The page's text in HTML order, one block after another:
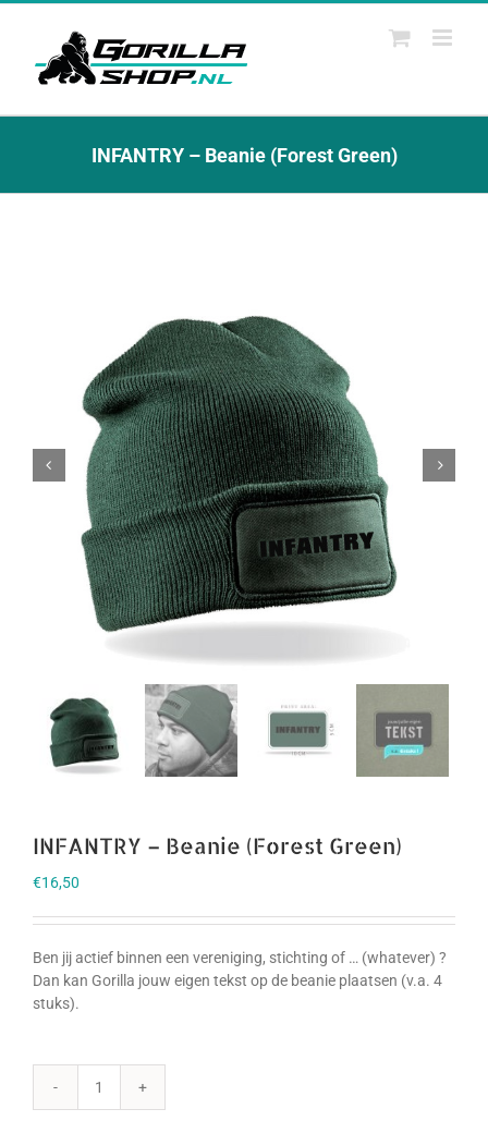
Ga
INFANTRY – Beanie (Forest Green)
 
INFANTRY – Beanie (Forest Green)
€16,50
Ben jij actief binnen een vereniging, stichting of … (whatever) ?
Dan kan Gorilla jouw eigen tekst op de beanie plaatsen (v.a. 4
stuks).
INFANTRY